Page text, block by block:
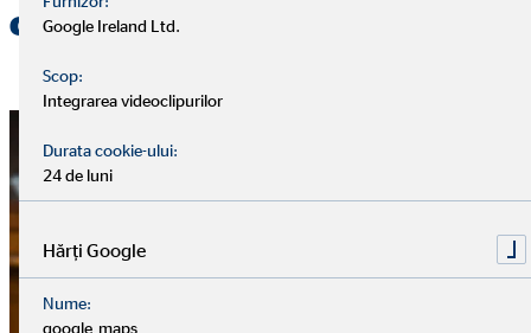
copii: Cum funcționează?
Google Ireland Ltd.
Scop:
Integrarea videoclipurilor
Durata cookie-ului:
24 de luni
Hărți Google
Nume:
google_maps